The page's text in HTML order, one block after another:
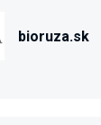
bioruza.sk